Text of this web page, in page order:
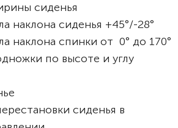
сиденья
наклона сиденья +45°/-28°
наклона спинки от 0° до 170°
по высоте и углу
сиденья в